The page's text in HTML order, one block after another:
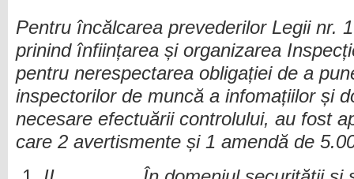
Pentru încălcarea prevederilor Legii nr.
prinind înființarea și organizarea
pentru nerespectarea obligației de a
inspectorilor de muncă a infomațiilor și
necesare efectuării controlului, au fost
care 2 avertismente și 1 amendă de